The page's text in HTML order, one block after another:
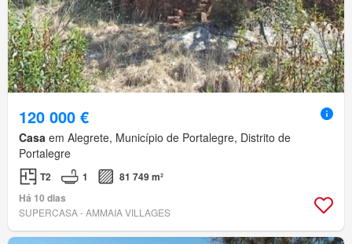
120 000 €
Casa em Alegrete, Município de Portalegre, Distrito de
Portalegre
T2 1
81 749 m²
Há 10 dias
SUPERCASA - AMMAIA VILLAGES